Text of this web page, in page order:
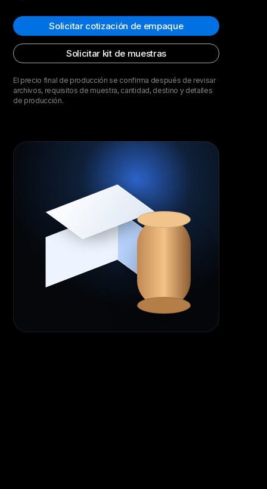
Solicitar cotización de empaque
Solicitar kit de muestras
El precio final de producción se confirma después de revisar
archivos, requisitos de muestra, cantidad, destino y detalles
de producción.